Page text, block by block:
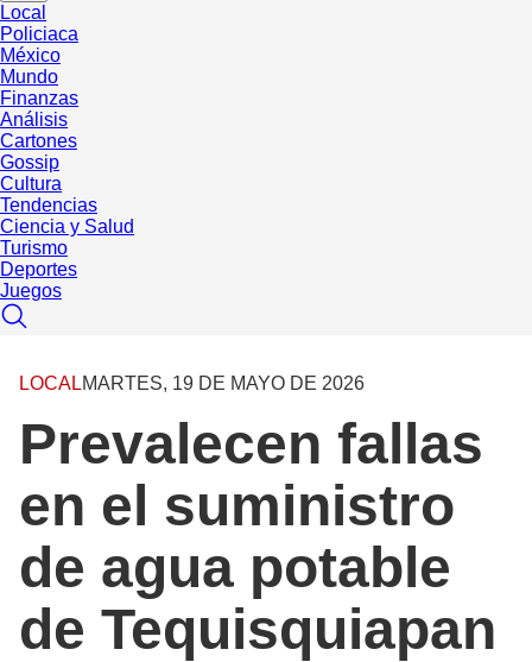
Local
Policiaca
México
Mundo
Finanzas
Análisis
Cartones
Gossip
Cultura
Tendencias
Ciencia y Salud
Turismo
Deportes
Juegos
LOCALMARTES, 19 DE MAYO DE 2026
Prevalecen fallas
en el suministro
de agua potable
de Tequisquiapan